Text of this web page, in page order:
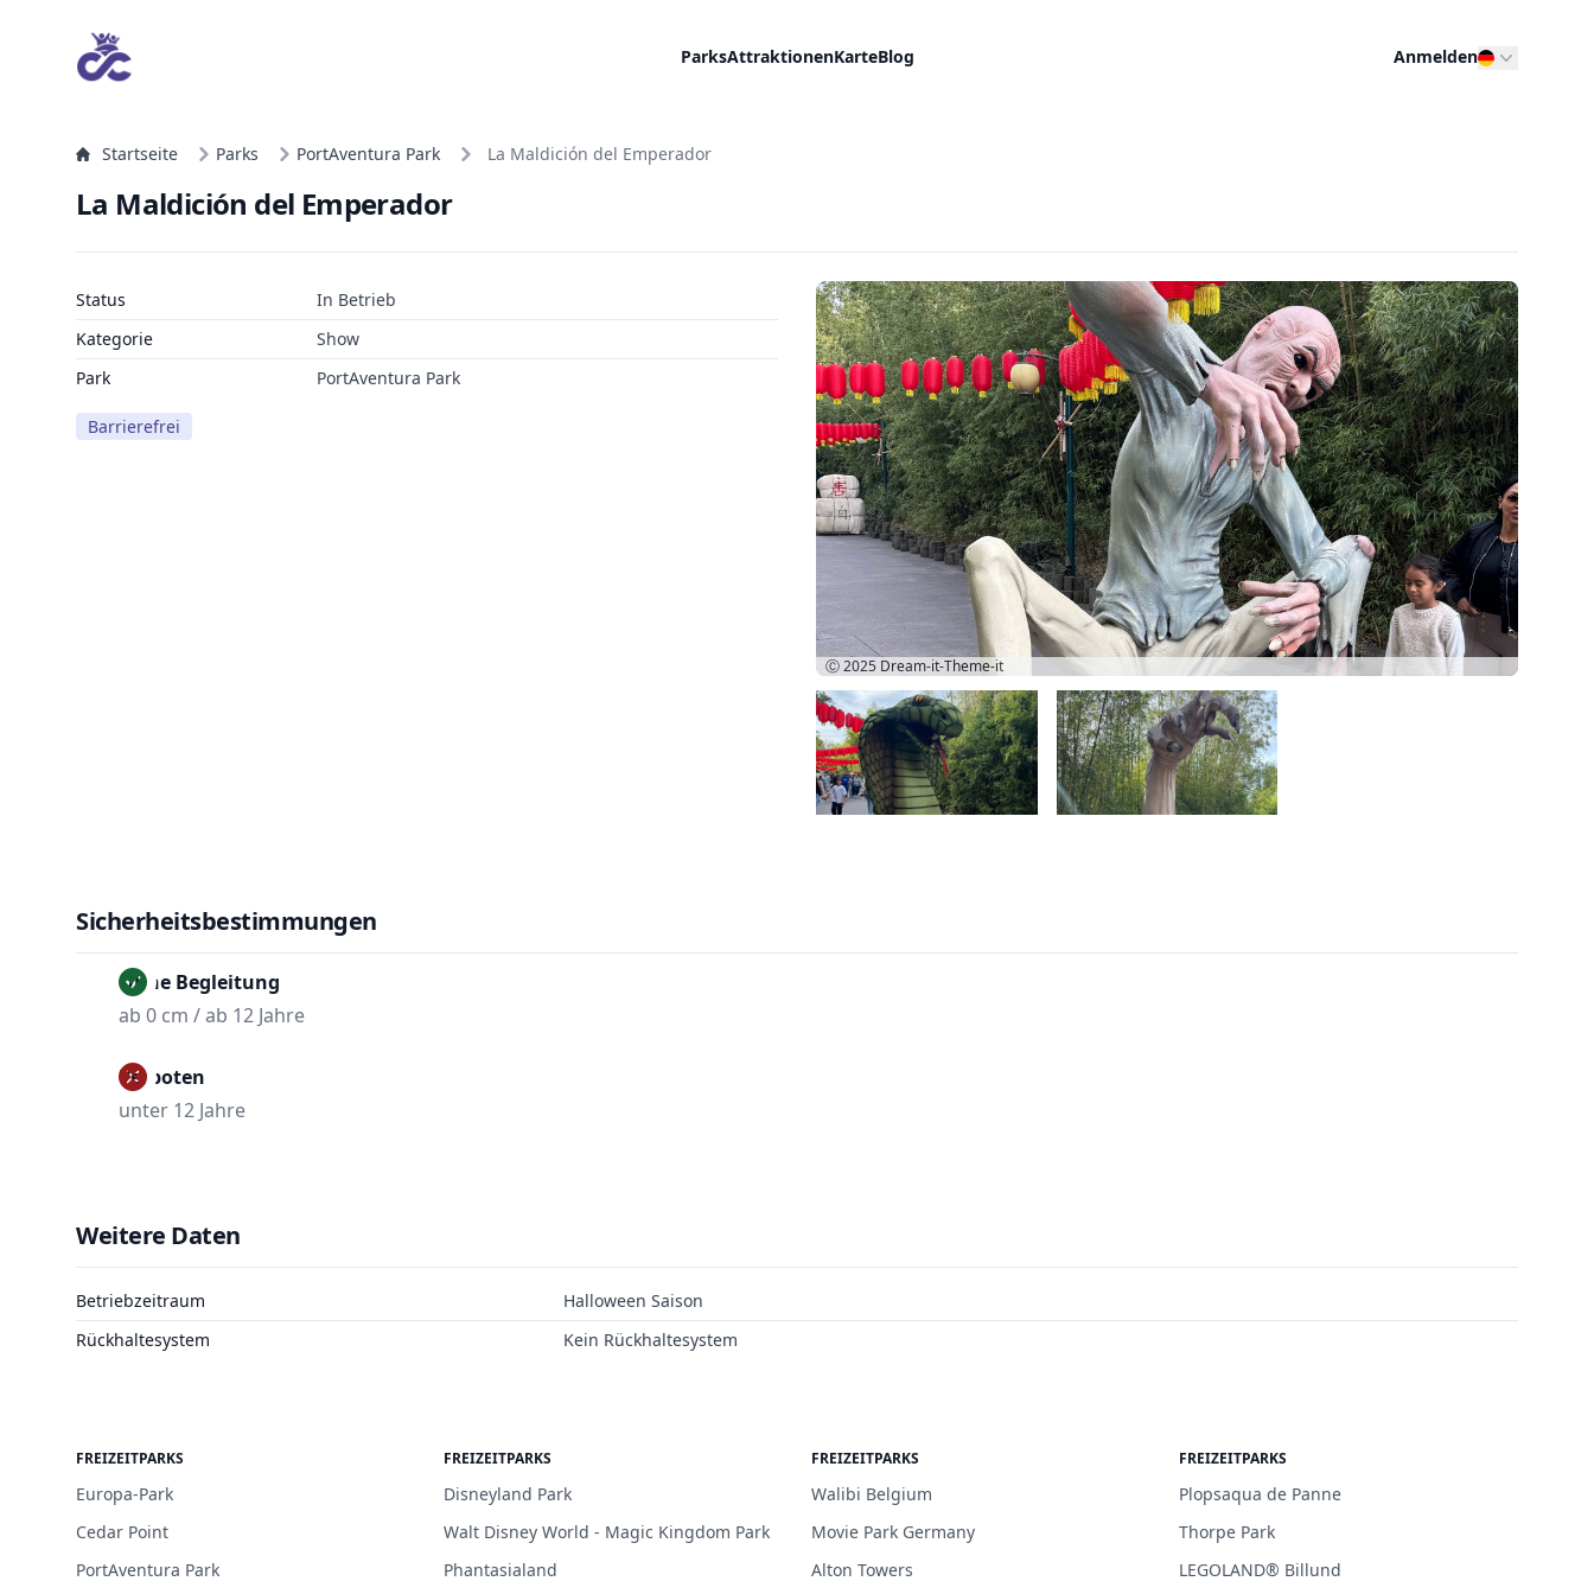
ParksAttraktionenKarteBlog Anmelden
Startseite Parks PortAventura Park La Maldición del Emperador
La Maldición del Emperador
Status
In Betrieb
Kategorie
Show
Park
PortAventura Park
Barrierefrei
Ⓒ 2025 Dream-it-Theme-it
Sicherheitsbestimmungen
Ohne Begleitung
ab 0 cm / ab 12 Jahre
Verboten
unter 12 Jahre
Weitere Daten
Betriebzeitraum
Halloween Saison
Rückhaltesystem
Kein Rückhaltesystem
FREIZEITPARKS
Europa-Park
Cedar Point
PortAventura Park
FREIZEITPARKS
Disneyland Park
Walt Disney World - Magic Kingdom Park
Phantasialand
FREIZEITPARKS
Walibi Belgium
Movie Park Germany
Alton Towers
FREIZEITPARKS
Plopsaqua de Panne
Thorpe Park
LEGOLAND® Billund